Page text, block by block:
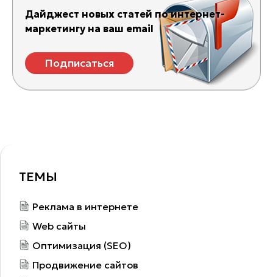
Дайджест новых статей по интернет-
маркетингу на ваш email
Подписаться
ТЕМЫ
Реклама в интернете
Web сайты
Оптимизация (SEO)
Продвижение сайтов